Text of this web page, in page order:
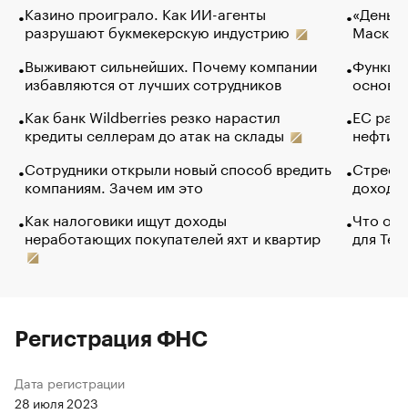
Казино проиграло. Как ИИ-агенты
разрушают букмекерскую индустрию
Выживают сильнейших. Почему компании
избавляются от лучших сотрудников
Как банк Wildberries резко нарастил
кредиты селлерам до атак на склады
Сотрудники открыли новый способ вредить
компаниям. Зачем им это
Как налоговики ищут доходы
неработающих покупателей яхт и квартир
Маск в
основ
ЕС
нефти
Что
для
Регистрация ФНС
Дата регистрации
28 июля 2023